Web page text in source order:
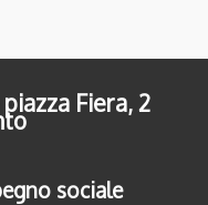
Fiera, 2
sociale